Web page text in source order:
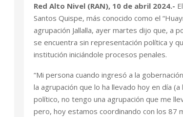
Red Alto Nivel (RAN), 10 de abril 2024.-
Santos Quispe, más conocido como el
agrupación Jallalla, ayer martes dijo que, a
se encuentra sin representación política y
institución iniciándole procesos penales.
“Mi persona cuando ingresó a la
la agrupación que lo ha llevado hoy en día
político, no tengo una agrupación que me
pero, hoy estamos coordinando con los 87